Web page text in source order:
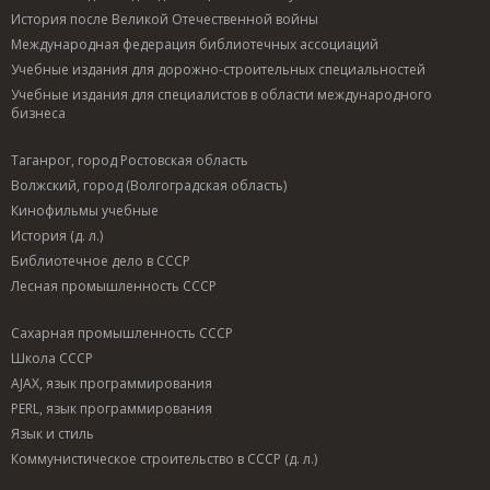
История после Великой Отечественной войны
Международная федерация библиотечных ассоциаций
Учебные издания для дорожно-строительных специальностей
Учебные издания для специалистов в области международного
бизнеса
Таганрог, город Ростовская область
Волжский, город (Волгоградская область)
Кинофильмы учебные
История (д. л.)
Библиотечное дело в СССР
Лесная промышленность СССР
Сахарная промышленность СССР
Школа СССР
AJAX, язык программирования
PERL, язык программирования
Язык и стиль
Коммунистическое строительство в СССР (д. л.)